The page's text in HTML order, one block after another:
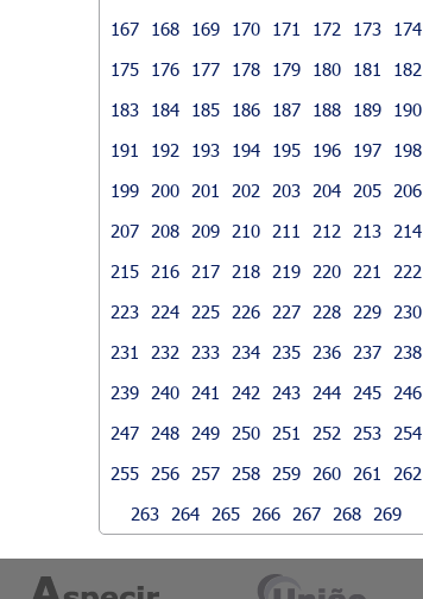
167
168 169 170 171 172 173
174
175
176 177 178 179 180 181
182
183
184 185 186 187 188 189
190
191
192 193 194 195 196 197
198
199
200 201 202 203 204 205
206
207
208 209 210 211 212 213
214
215
216 217 218 219 220 221
222
223
224 225 226 227 228 229
230
231
232 233 234 235 236 237
238
239
240 241 242 243 244 245
246
247
248 249 250 251 252 253
254
255
256 257 258 259 260 261
262
263
264 265 266 267 268 269